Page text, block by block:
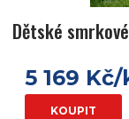
Dětské
5 169 Kč/
KOUPIT